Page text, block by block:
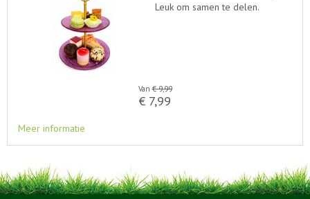
Leuk om samen te delen.
Van € 9,99
€ 7,99
Meer informatie